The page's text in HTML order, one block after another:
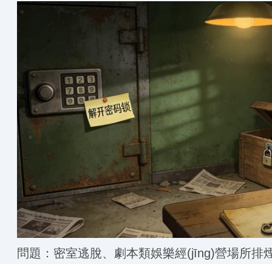
問題：密室逃脫、劇本類娛樂經(jīng)營場所